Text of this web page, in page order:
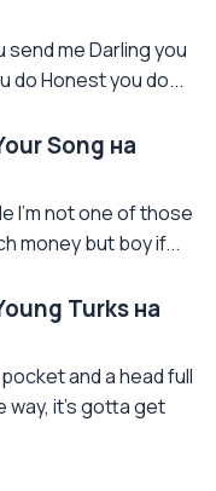
send me Darling you
do Honest you do...
Song на
I'm not one of those
money but boy if...
Turks на
and a head full
way, it's gotta get